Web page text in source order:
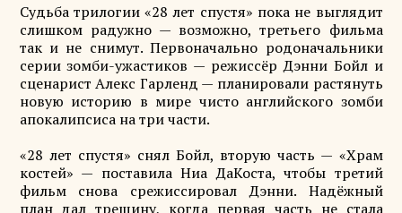
Судьба трилогии «28 лет спустя» пока не выглядит
слишком радужно — возможно, третьего фильма
так и не снимут. Первоначально родоначальники
серии зомби-ужастиков — режиссёр Дэнни Бойл и
сценарист Алекс Гарленд — планировали растянуть
новую историю в мире чисто английского зомби
апокалипсиса на три части.
«28 лет спустя» снял Бойл, вторую часть — «Храм
костей» — поставила Ниа ДаКоста, чтобы третий
фильм снова срежиссировал Дэнни. Надёжный
план дал трещину, когда первая часть не стала